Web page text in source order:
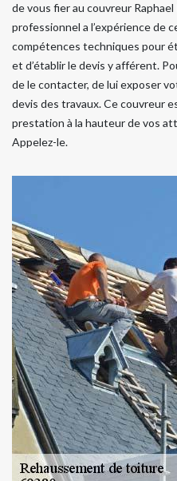
de vous fier au couvreur
professionnel a l’expérience de
compétences techniques pour
et d’établir le devis y afférent.
de le contacter, de lui exposer
devis des travaux. Ce couvreur
prestation à la hauteur de vos
Appelez-le.